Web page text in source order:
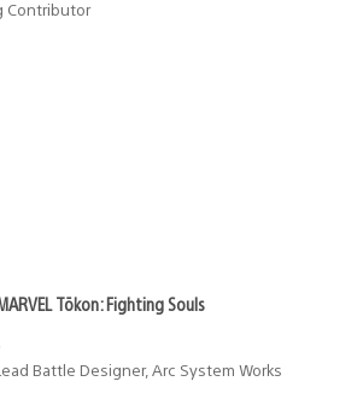
Contributor
Tōkon: Fighting Souls
Battle Designer, Arc System Works